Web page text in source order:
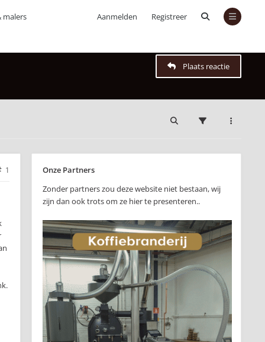
Aanmelden Registreer
malers
Plaats reactie
1
Onze Partners
Zonder partners zou deze website niet bestaan, wij
zijn dan ook trots om ze hier te presenteren..